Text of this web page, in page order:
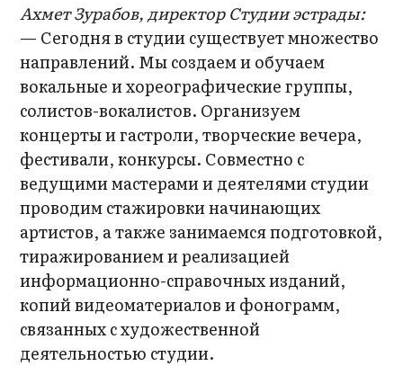
Ахмет Зурабов, директор Студии эстрады:
— Сегодня в студии существует множество
направлений. Мы создаем и обучаем
вокальные и хореографические группы,
солистов-вокалистов. Организуем
концерты и гастроли, творческие вечера,
фестивали, конкурсы. Совместно с
ведущими мастерами и деятелями студии
проводим стажировки начинающих
артистов, а также занимаемся подготовкой,
тиражированием и реализацией
информационно-справочных изданий,
копий видеоматериалов и фонограмм,
связанных с художественной
деятельностью студии.